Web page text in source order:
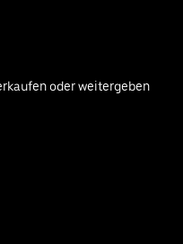
oder weitergeben